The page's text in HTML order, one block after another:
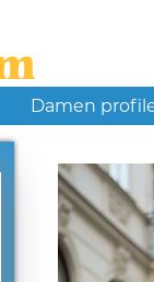
Damen